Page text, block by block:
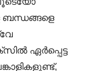
ബന്ധങ്ങളെ
ഏർപ്പെട്ട